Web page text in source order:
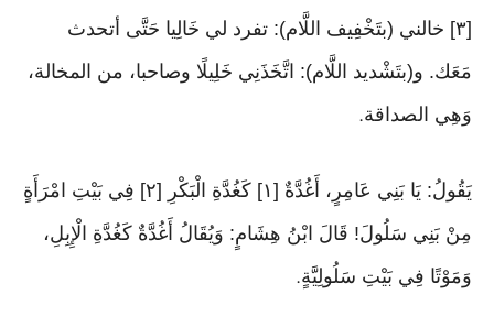
[٣] خالني (بتَخْفِيف اللَّام): تفرد لي خَالِيا حَتَّى أتحدث
مَعَك. و(بتَشْديد اللَّام): اتَّخَذَنِي خَلِيلًا وصاحبا، من المخالة،
وَهِي الصداقة.
يَقُولُ: يَا بَنِي عَامِرٍ، أَغُدَّةٌ [١] كَغُدَّةِ الْبَكْرِ [٢] فِي بَيْتِ امْرَأَةٍ
مِنْ بَنِي سَلُولَ! قَالَ ابْنُ هِشَامٍ: وَيُقَالُ أَغُدَّةٌ كَغُدَّةِ الْإِبِلِ،
وَمَوْتًا فِي بَيْتِ سَلُولِيَّةٍ.